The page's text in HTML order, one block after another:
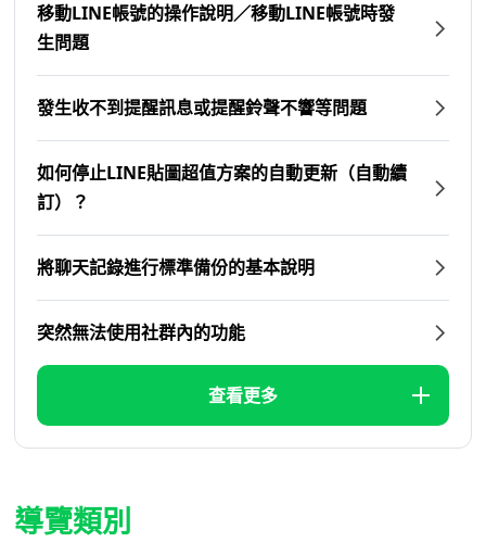
移動LINE帳號的操作說明／移動LINE帳號時發
生問題
發生收不到提醒訊息或提醒鈴聲不響等問題
如何停止LINE貼圖超值方案的自動更新（自動續
訂）？
將聊天記錄進行標準備份的基本說明
突然無法使用社群內的功能
查看更多
導覽類別